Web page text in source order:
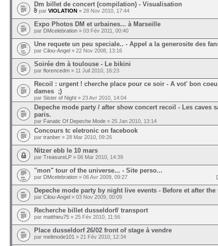
Dm billet de concert (compilation) - Visualisation
par VIOLATION » 28 Nov 2010, 17:44
Expo Photos DM et urbaines... à Marseille
par DMcelebration » 03 Fév 2011, 00:40
Une requete un peu speciale.. - Appel a la generosite des
par Cilou-Angel » 22 Nov 2008, 13:16
Soirée dm à toulouse - Le bikini
par florencedm » 11 Juil 2010, 16:23
Recoil : urgent ! cherche place pour ce soir - A vot' bon
dames ;)
par Sister of Night » 23 Avr 2010, 14:04
Depeche mode party / after show concert recoil - Les caves
paris.
par Fanatic Of Depeche Mode » 25 Jan 2010, 13:14
Concours tc eletronic on facebook
par tranber » 28 Mar 2010, 09:26
Nitzer ebb le 10 mars
par TreasureLP » 06 Mar 2010, 14:39
"mon" tour of the universe... - Site perso...
par DMcelebration » 06 Avr 2009, 09:27
Depeche mode party by night live events - Before et after the
par Cilou-Angel » 03 Nov 2009, 00:09
Recherche billet dusseldorf/ transport
par matthieu75 » 25 Fév 2010, 11:56
Place dusseldorf 26/02 front of stage à vendre
par melimode101 » 21 Fév 2010, 12:34